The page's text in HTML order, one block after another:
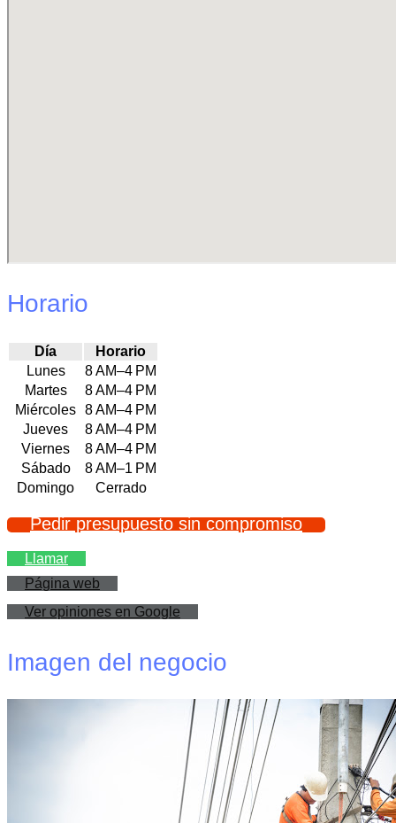
Horario
Día
Horario
Lunes
8 AM–4 PM
Martes
8 AM–4 PM
Miércoles 8 AM–4 PM
Jueves
8 AM–4 PM
Viernes
8 AM–4 PM
Sábado
8 AM–1 PM
Domingo
Cerrado
Pedir presupuesto sin compromiso
Llamar
Página web
Ver opiniones en Google
Imagen del negocio